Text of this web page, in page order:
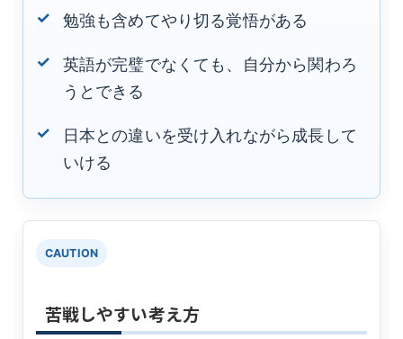
勉強も含めてやり切る覚悟がある
英語が完璧でなくても、自分から関わろ
うとできる
日本との違いを受け入れながら成長して
いける
CAUTION
苦戦しやすい考え方